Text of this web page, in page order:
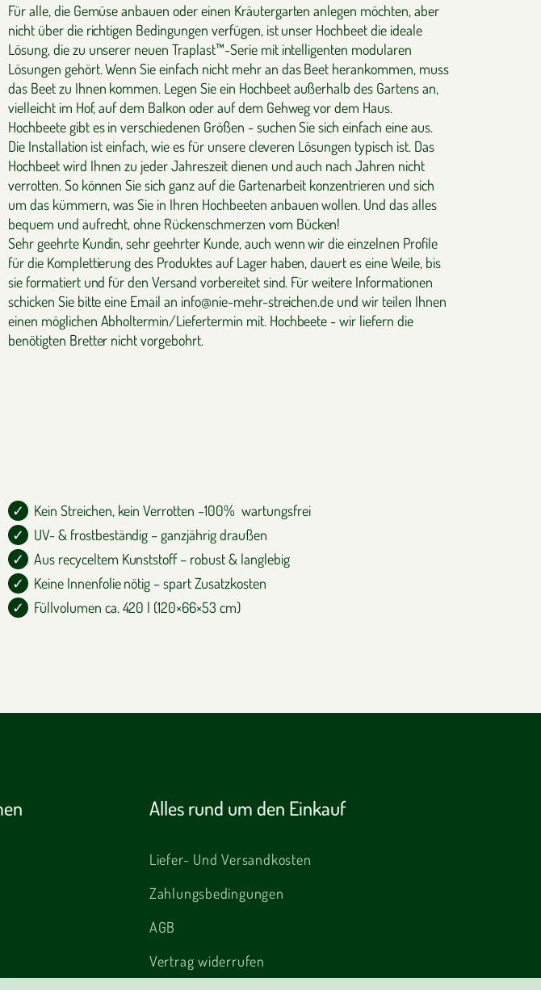
Für alle, die Gemüse anbauen oder einen Kräutergarten anlegen möchten, aber
nicht über die richtigen Bedingungen verfügen, ist unser Hochbeet die ideale
Lösung, die zu unserer neuen Traplast™-Serie mit intelligenten modularen
Lösungen gehört. Wenn Sie einfach nicht mehr an das Beet herankommen, muss
das Beet zu Ihnen kommen. Legen Sie ein Hochbeet außerhalb des Gartens an,
vielleicht im Hof, auf dem Balkon oder auf dem Gehweg vor dem Haus.
Hochbeete gibt es in verschiedenen Größen - suchen Sie sich einfach eine aus.
Die Installation ist einfach, wie es für unsere cleveren Lösungen typisch ist. Das
Hochbeet wird Ihnen zu jeder Jahreszeit dienen und auch nach Jahren nicht
verrotten. So können Sie sich ganz auf die Gartenarbeit konzentrieren und sich
um das kümmern, was Sie in Ihren Hochbeeten anbauen wollen. Und das alles
bequem und aufrecht, ohne Rückenschmerzen vom Bücken!
Sehr geehrte Kundin, sehr geehrter Kunde, auch wenn wir die einzelnen Profile
für die Komplettierung des Produktes auf Lager haben, dauert es eine Weile, bis
sie formatiert und für den Versand vorbereitet sind. Für weitere Informationen
schicken Sie bitte eine Email an info@nie-mehr-streichen.de und wir teilen Ihnen
einen möglichen Abholtermin/Liefertermin mit. Hochbeete - wir liefern die
benötigten Bretter nicht vorgebohrt.
Kein Streichen, kein Verrotten –100% wartungsfrei
UV- & frostbeständig – ganzjährig draußen
Aus recyceltem Kunststoff – robust & langlebig
Keine Innenfolie nötig – spart Zusatzkosten
Füllvolumen ca. 420 l (120×66×53 cm)
Alles rund um den Einkauf
Liefer- Und Versandkosten
Zahlungsbedingungen
AGB
Vertrag widerrufen